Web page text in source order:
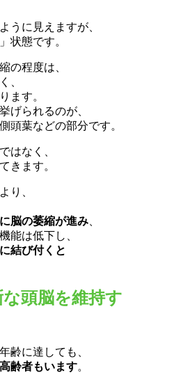
うに見えますが、
状態です。
の程度は、
、
ます。
げられるのが、
頭葉などの部分です。
はなく、
きます。
り、
脳の萎縮が進み
能は低下し、
結び付くと
頭脳を維持す
齢に達しても、
齢者もいます。